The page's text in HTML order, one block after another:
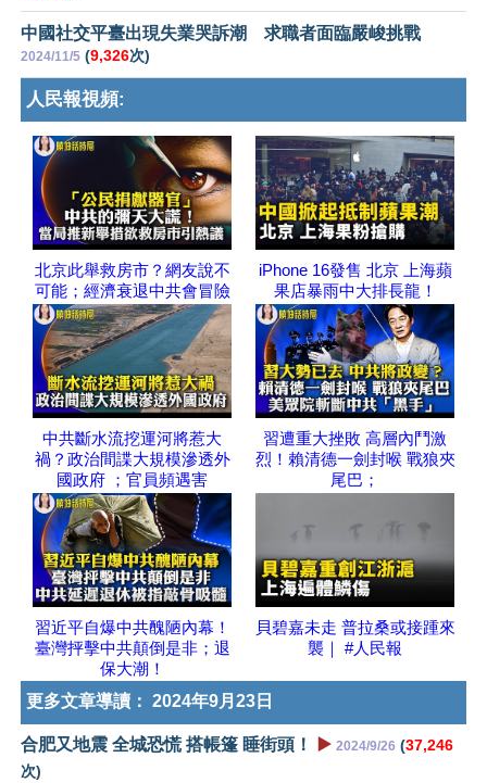
中國社交平臺出現失業哭訴潮 求職者面臨嚴峻挑戰
2024/11/5 (9,326次)
人民報視頻:
北京此舉救房市？網友說不
可能；經濟衰退中共會冒險
iPhone 16發售 北京 上海蘋
果店暴雨中大排長龍！
中共斷水流挖運河將惹大
禍？政治間諜大規模滲透外
國政府 ；官員頻遇害
習遭重大挫敗 高層內鬥激
烈！賴清德一劍封喉 戰狼夾
尾巴；
習近平自爆中共醜陋內幕！
臺灣抨擊中共顛倒是非；退
保大潮！
貝碧嘉未走 普拉桑或接踵來
襲｜ #人民報
更多文章導讀： 2024年9月23日
合肥又地震 全城恐慌 搭帳篷 睡街頭！ ▶️ 2024/9/26 (37,246
次)